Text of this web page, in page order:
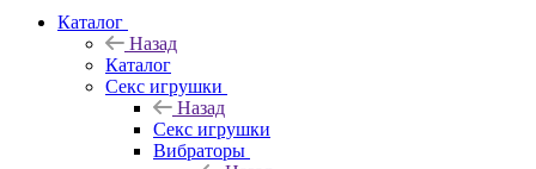
Каталог
Назад
Каталог
Секс игрушки
Назад
Секс игрушки
Вибраторы